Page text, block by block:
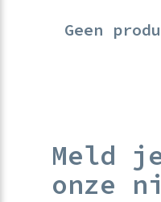
Geen
Meld
onze